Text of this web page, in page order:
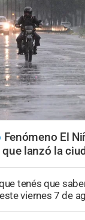
Fenómeno El
lanzó la
tenés que
viernes 7 de